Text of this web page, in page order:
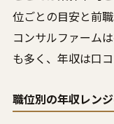
位ごとの目安と前
コンサルファーム
も多く、年収は口
職位別の年収レン